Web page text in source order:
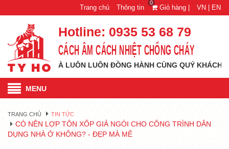
Trang chủ Thông tin
0
Giỏ hàng | VN | EN
Hotline: 0935 53 68 79
CÁCH ÂM CÁCH NHIỆT CHỐNG CHÁY
LUÔN ĐỒNG HÀNH CÙNG QUÝ KHÁCH HÀNG MỌI LÚC MỌI
MENU
TRANG CHỦ TIN TỨC
CÓ NÊN LỢP TÔN XỐP GIẢ NGÓI CHO CÔNG TRÌNH DÂN
DỤNG NHÀ Ở KHÔNG? - ĐẸP MÀ MÊ